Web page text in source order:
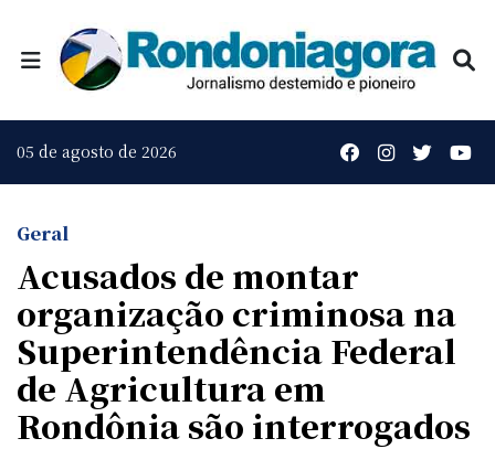
05 de agosto de 2026
Geral
Acusados de montar
organização criminosa na
Superintendência Federal
de Agricultura em
Rondônia são interrogados